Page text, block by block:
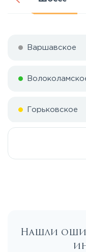
Варшавское
Горьковское
Каширское
Нашли